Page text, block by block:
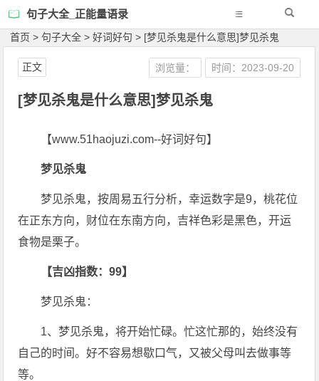
句子大全_正能量语录
首页 >句子大全 >好词好句 > [梦见杀鬼是什么意思]梦见杀鬼
[梦见杀鬼是什么意思]梦见杀鬼
浏览量： 时间：2023-09-20
正文
【www.51haojuzi.com--好词好句】
梦见杀鬼
梦见杀鬼，按周易五行分析，幸运数字是9，桃花位
在正东方向，财位在东南方向，吉祥色彩是黑色，开运
食物是栗子。
【吉凶指数：99】
梦见杀鬼：
1、梦见杀鬼，将开始忙碌。忙这忙那的，始终没有
自己的时间。好不容易想歇口气，又被父母叫去做事等
等。